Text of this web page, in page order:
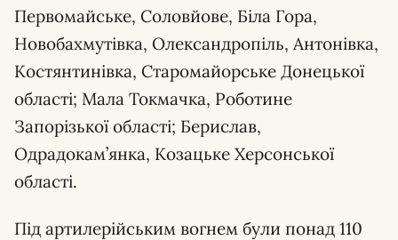
Первомайське, Соловйове, Біла Гора,
Новобахмутівка, Олександропіль, Антонівка,
Костянтинівка, Старомайорське Донецької
області; Мала Токмачка, Роботине
Запорізької області; Берислав,
Одрадокам’янка, Козацьке Херсонської
області.
Під артилерійським вогнем були понад 110